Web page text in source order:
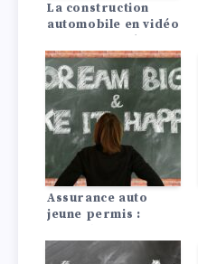
La construction
automobile en vidéo
voiture ?
Assurance auto
jeune permis :
moins cher